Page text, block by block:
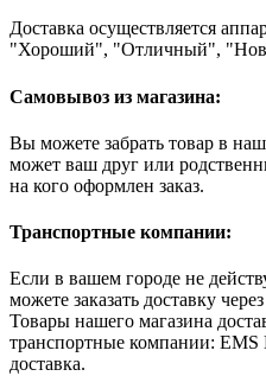
Доставка осуществляется
"Хороший", "Отличный",
Самовывоз из магазина:
Вы можете забрать товар в
может ваш друг или
на кого оформлен заказ.
Транспортные компании:
Если в вашем городе не
можете заказать доставку
Товары нашего магазина
транспортные компании:
доставка.